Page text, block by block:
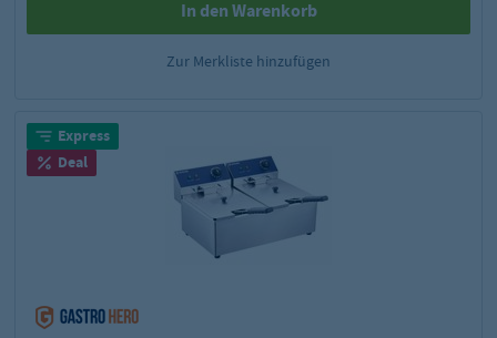
In den Warenkorb
Zur Merkliste hinzufügen
Express
Deal